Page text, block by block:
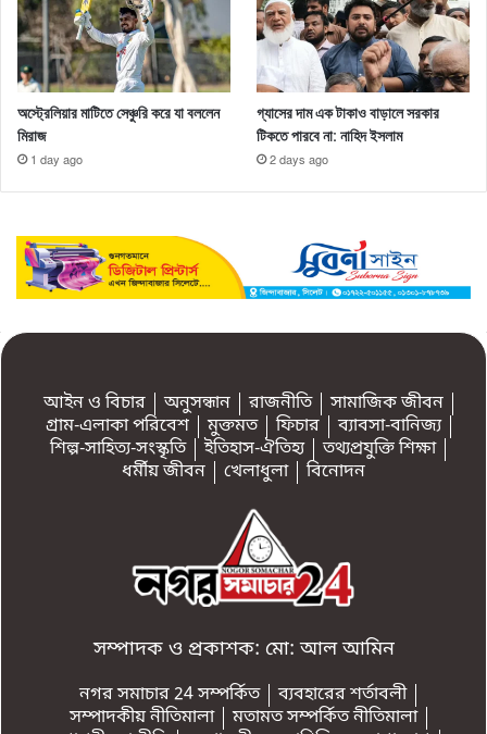
অস্ট্রেলিয়ার মাটিতে সেঞ্চুরি করে যা বললেন
মিরাজ
1 day ago
গ্যাসের দাম এক টাকাও বাড়ালে সরকার
টিকতে পারবে না: নাহিদ ইসলাম
2 days ago
আইন ও বিচার অনুসন্ধান রাজনীতি
সামাজিক জীবন
গ্রাম-এলাকা পরিবেশ
মুক্তমত ফিচার
ব্যাবসা-বানিজ্য
শিল্প-সাহিত্য-সংস্কৃতি
ইতিহাস-ঐতিহ্য
তথ্যপ্রযুক্তি শিক্ষা
ধর্মীয় জীবন
খেলাধুলা বিনোদন
সম্পাদক ও প্রকাশক: মো: আল আমিন
নগর সমাচার 24 সম্পর্কিত
ব্যবহারের শর্তাবলী
সম্পাদকীয় নীতিমালা
মতামত সম্পর্কিত নীতিমালা